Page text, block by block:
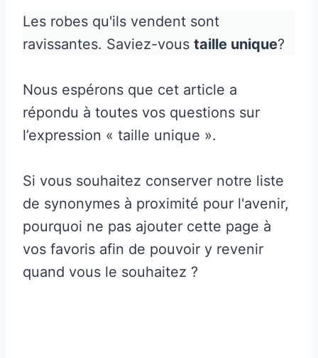
Les robes qu'ils vendent sont
ravissantes. Saviez-vous taille unique?
Nous espérons que cet article a
répondu à toutes vos questions sur
l’expression « taille unique ».
Si vous souhaitez conserver notre liste
de synonymes à proximité pour l'avenir,
pourquoi ne pas ajouter cette page à
vos favoris afin de pouvoir y revenir
quand vous le souhaitez ?